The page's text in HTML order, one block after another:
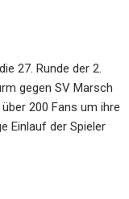
27. Runde der 2.
gegen SV Marsch
200 Fans um ihre
Einlauf der Spieler